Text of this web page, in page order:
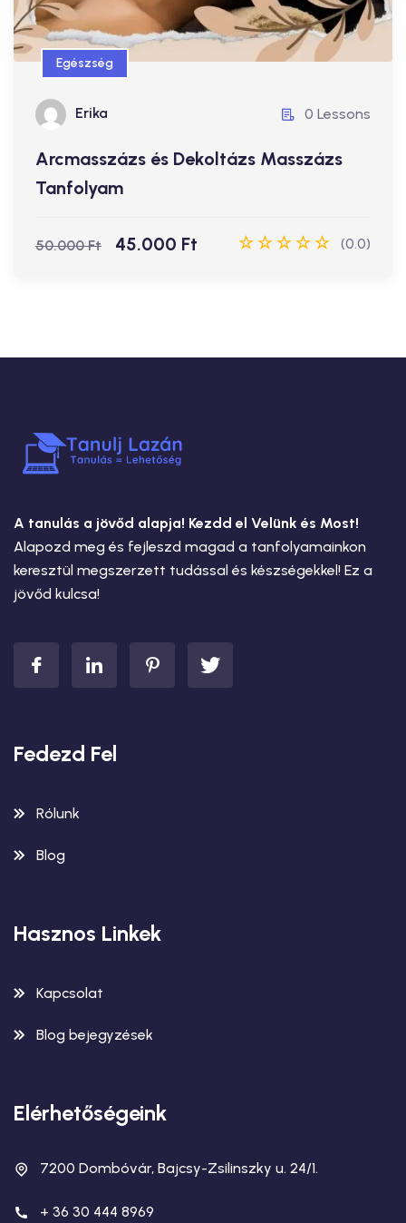
Egészség
Erika 0 Lessons
Arcmasszázs és Dekoltázs Masszázs
Tanfolyam
50.000 Ft 45.000 Ft (0.0)
Jelentkezz
A tanulás a jövőd alapja! Kezdd el Velünk és Most!
Alapozd meg és fejleszd magad a tanfolyamainkon
keresztül megszerzett tudással és készségekkel! Ez a
jövőd kulcsa!
Fedezd Fel
Rólunk
Blog
Hasznos Linkek
Kapcsolat
Blog bejegyzések
Elérhetőségeink
7200 Dombóvár, Bajcsy-Zsilinszky u. 24/1.
+ 36 30 444 8969